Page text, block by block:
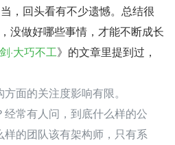
，回头看有不少遗憾。总结很
没做好哪些事情，才能不断成长
·大巧不工》的文章里提到过，
面的关注度影响有限。
常有人问，到底什么样的公
的团队该有架构师，只有系